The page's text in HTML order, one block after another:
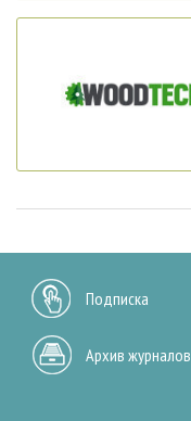
Подписка
Архив журналов